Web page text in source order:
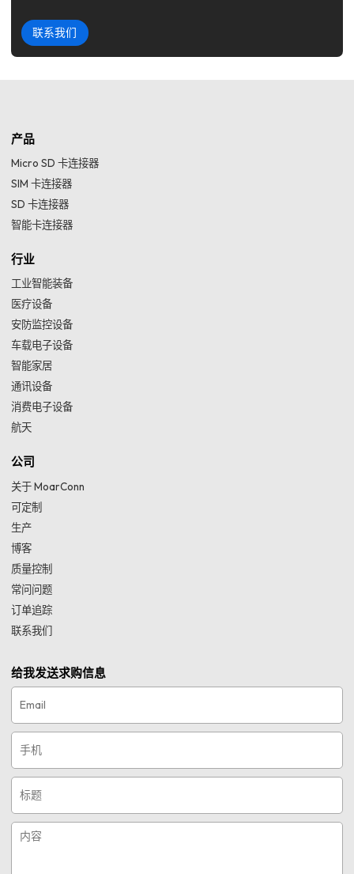
联系我们
产品
Micro SD 卡连接器
SIM 卡连接器
SD 卡连接器
智能卡连接器
行业
工业智能装备
医疗设备
安防监控设备
车载电子设备
智能家居
通讯设备
消费电子设备
航天
公司
关于 MoarConn
可定制
生产
博客
质量控制
常问问题
订单追踪
联系我们
给我发送求购信息